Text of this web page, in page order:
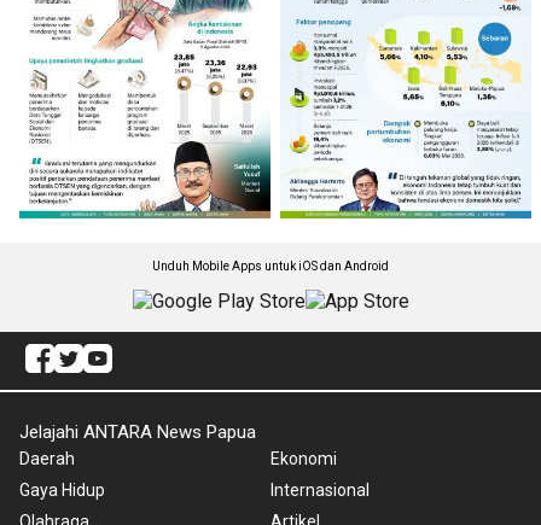
Unduh Mobile Apps untuk iOS dan Android
Jelajahi ANTARA News Papua
Daerah
Gaya Hidup
Ekonomi
Internasional